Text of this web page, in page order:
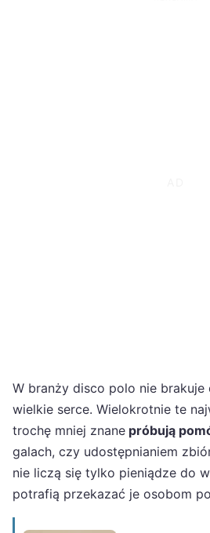
W branży disco polo nie brakuje
wielkie serce. Wielokrotnie te
trochę mniej znane próbują
galach, czy udostępnianiem
nie liczą się tylko pieniądze do
potrafią przekazać je osobom